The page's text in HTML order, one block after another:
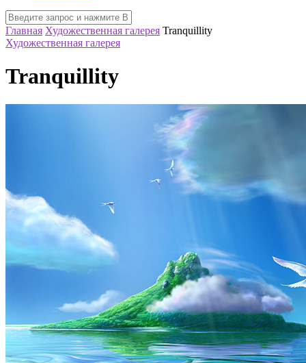
Главная Художественная галерея Tranquillity
Художественная галерея
Tranquillity